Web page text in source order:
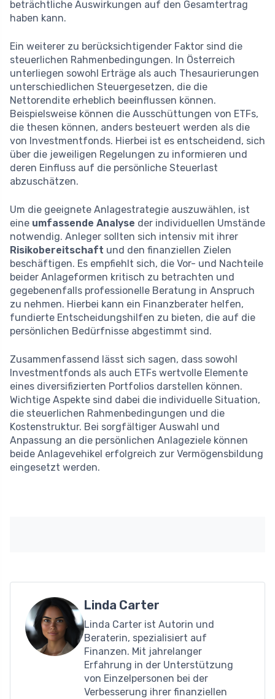
beträchtliche Auswirkungen auf den Gesamtertrag
haben kann.
Ein weiterer zu berücksichtigender Faktor sind die
steuerlichen Rahmenbedingungen. In Österreich
unterliegen sowohl Erträge als auch Thesaurierungen
unterschiedlichen Steuergesetzen, die die
Nettorendite erheblich beeinflussen können.
Beispielsweise können die Ausschüttungen von ETFs,
die thesen können, anders besteuert werden als die
von Investmentfonds. Hierbei ist es entscheidend, sich
über die jeweiligen Regelungen zu informieren und
deren Einfluss auf die persönliche Steuerlast
abzuschätzen.
Um die geeignete Anlagestrategie auszuwählen, ist
eine umfassende Analyse der individuellen Umstände
notwendig. Anleger sollten sich intensiv mit ihrer
Risikobereitschaft und den finanziellen Zielen
beschäftigen. Es empfiehlt sich, die Vor- und Nachteile
beider Anlageformen kritisch zu betrachten und
gegebenenfalls professionelle Beratung in Anspruch
zu nehmen. Hierbei kann ein Finanzberater helfen,
fundierte Entscheidungshilfen zu bieten, die auf die
persönlichen Bedürfnisse abgestimmt sind.
Zusammenfassend lässt sich sagen, dass sowohl
Investmentfonds als auch ETFs wertvolle Elemente
eines diversifizierten Portfolios darstellen können.
Wichtige Aspekte sind dabei die individuelle Situation,
die steuerlichen Rahmenbedingungen und die
Kostenstruktur. Bei sorgfältiger Auswahl und
Anpassung an die persönlichen Anlageziele können
beide Anlagevehikel erfolgreich zur Vermögensbildung
eingesetzt werden.
Linda Carter
Linda Carter ist Autorin und
Beraterin, spezialisiert auf
Finanzen. Mit jahrelanger
Erfahrung in der Unterstützung
von Einzelpersonen bei der
Verbesserung ihrer finanziellen